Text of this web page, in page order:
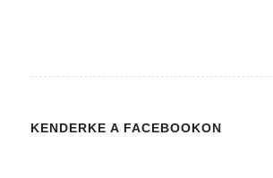
KENDERKE A FACEBOOKON